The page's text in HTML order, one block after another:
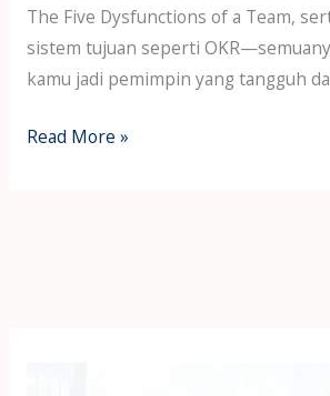
The Five Dysfunctions of a Team,
sistem tujuan seperti
kamu jadi pemimpin yang tangguh
Read More »